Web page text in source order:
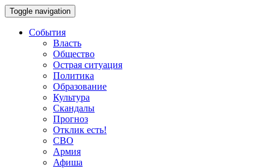
Toggle navigation
События
Власть
Общество
Острая ситуация
Политика
Образование
Культура
Скандалы
Прогноз
Отклик есть!
СВО
Армия
Афиша